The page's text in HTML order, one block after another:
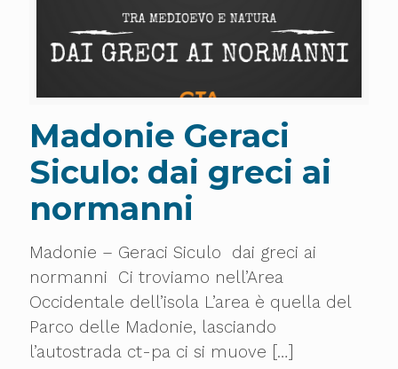
Madonie Geraci
Siculo: dai greci ai
normanni
Madonie – Geraci Siculo dai greci ai
normanni Ci troviamo nell’Area
Occidentale dell’isola L’area è quella del
Parco delle Madonie, lasciando
l’autostrada ct-pa ci si muove […]